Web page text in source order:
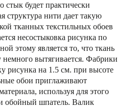
стык будет практически
структура нити дает такую
тканных текстильных обоев
несостыковка рисунка по
этому является то, что ткань
немного вытягивается. Фабрики
рисунка на 1.5 см. при высоте
обои приглаживают
используя для этого
обойный шпатель. Валик